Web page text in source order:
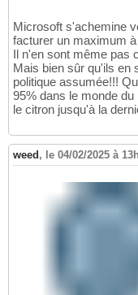
Microsoft s'achemine
facturer un maximum
Il n'en sont même pas
Mais bien sûr qu'ils en
politique assumée!!!
95% dans le monde
le citron jusqu'à la
weed , le 04/02/2025 à